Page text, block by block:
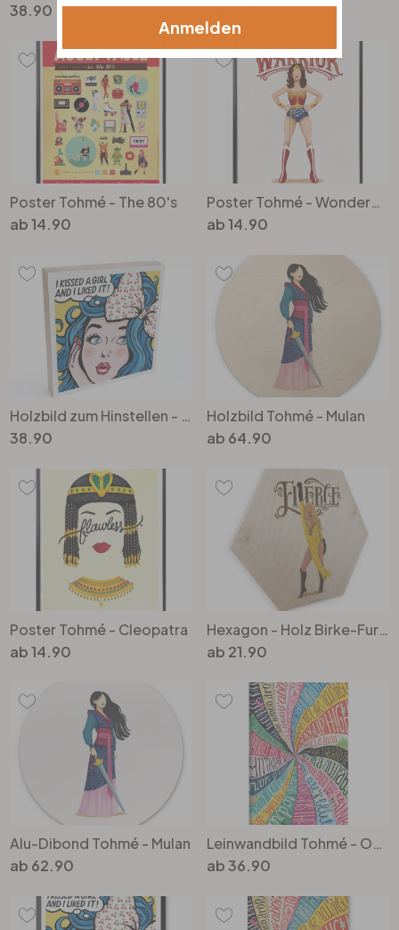
38.90
ab14.90
Poster Tohmé - The 80's
ab14.90
Poster Tohmé - Wonderwoman
ab14.90
Holzbild zum Hinstellen - Tohmé - I kissed a girl - 15x15cm
38.90
Holzbild Tohmé - Mulan
ab 64.90
Poster Tohmé - Cleopatra
ab14.90
Hexagon - Holz Birke-Furnier Tohmé - Beyoncé
ab 21.90
Alu-Dibond Tohmé - Mulan
ab 62.90
Leinwandbild Tohmé - Over the Rainbow
ab36.90
Anmelden